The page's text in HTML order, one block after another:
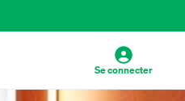
Se connecter